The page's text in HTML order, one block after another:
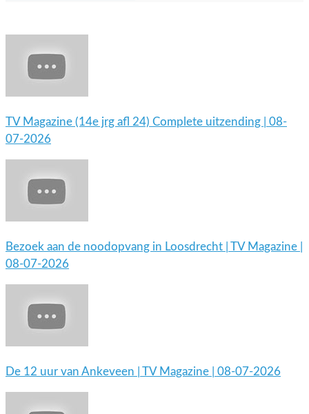
TV Magazine (14e jrg afl 24) Complete uitzending | 08-
07-2026
Bezoek aan de noodopvang in Loosdrecht | TV Magazine |
08-07-2026
De 12 uur van Ankeveen | TV Magazine | 08-07-2026